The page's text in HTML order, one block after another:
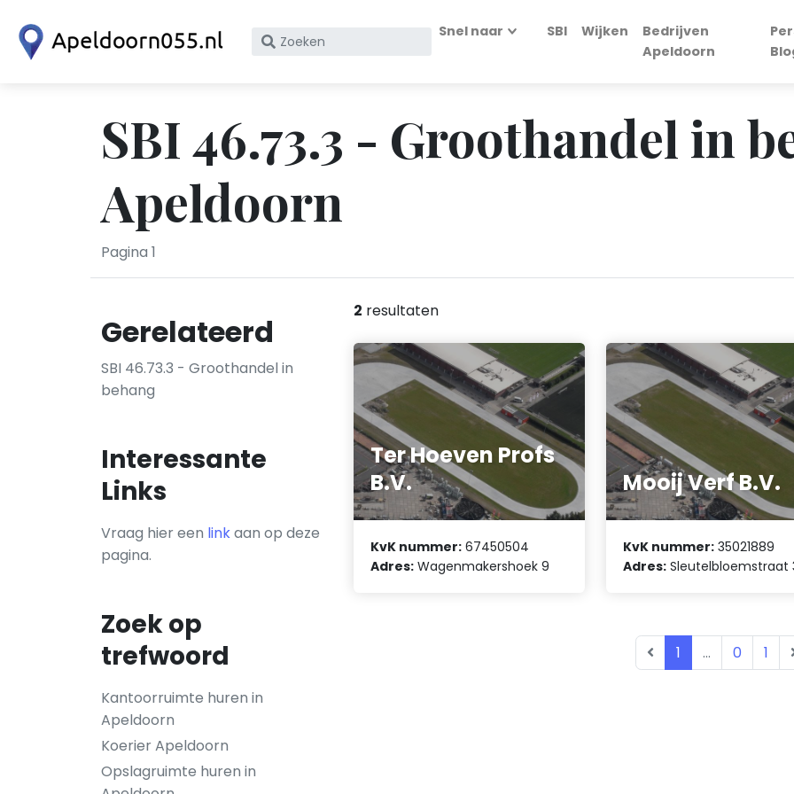
Zoek
KvK
nummer
Snel naar SBI Wijken
Bedrijven
Apeldoorn
SBI 46.73.3 - Groothandel in
Apeldoorn
Pagina 1
Gerelateerd
SBI 46.73.3 - Groothandel in
behang
Interessante
Links
Vraag hier een linkaan op deze
pagina.
Zoek op
trefwoord
Kantoorruimte huren in
Apeldoorn
Koerier Apeldoorn
Opslagruimte huren in
2 resultaten
Ter Hoeven Profs
B.V.
KvK nummer: 67450504
Adres: Wagenmakershoek 9
Mooij Verf B.V.
KvK nummer: 35021889
Adres: Sleutelbloemstraat
1 ... 0 1